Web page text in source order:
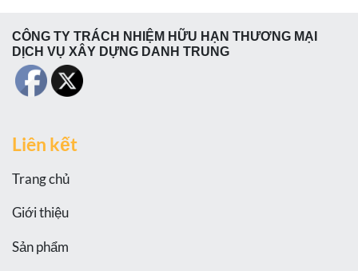
CÔNG TY TRÁCH NHIỆM HỮU HẠN THƯƠNG MẠI
DỊCH VỤ XÂY DỰNG DANH TRUNG
Liên kết
Trang chủ
Giới thiệu
Sản phẩm